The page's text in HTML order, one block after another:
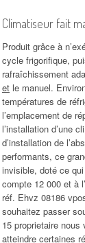
Climatiseur fait
Produit grâce à
cycle frigorifique,
rafraîchissement
et le manuel.
températures de
l’emplacement de
l’installation d’une
d’installation de
performants, ce
invisible, doté ce
compte 12 000 et à
réf. Ehvz 08186
souhaitez passer
15 proprietaire
atteindre certaines